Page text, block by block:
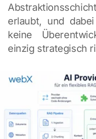
erlaubt, und
keine
einzig strategisch